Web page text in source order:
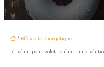
/ Efficacité énergétique
/ Isolant pour volet roulant : une